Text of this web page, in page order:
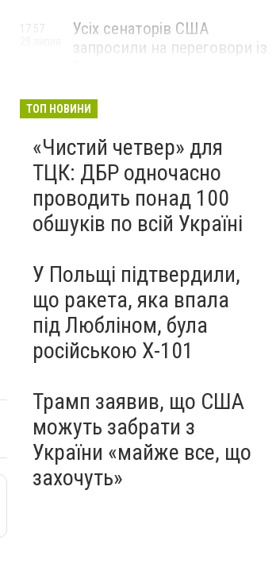
Усіх сенаторів США
запросили на переговори із
Росії, – The Hill
17:57
ТОП НОВИНИ
«Чистий четвер» для
ТЦК: ДБР одночасно
проводить понад 100
обшуків по всій Україні
У Польщі підтвердили,
що ракета, яка впала
під Любліном, була
російською Х-101
Трамп заявив, що США
можуть забрати з
України «майже все, що
захочуть»